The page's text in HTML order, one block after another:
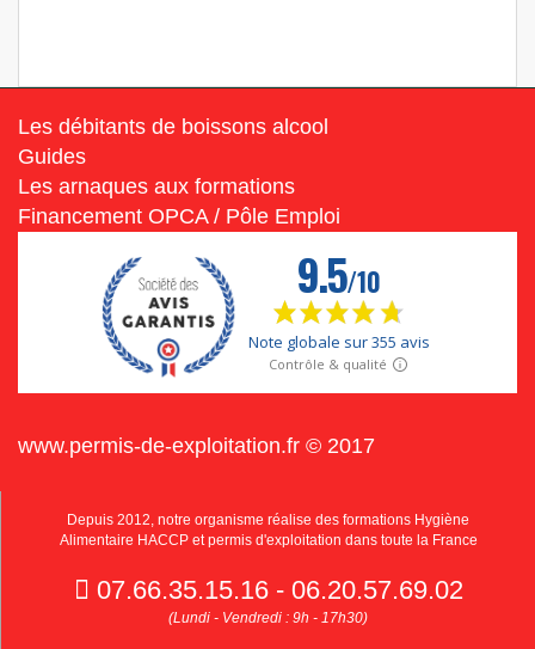
Les débitants de boissons alcool
Guides
Les arnaques aux formations
Financement OPCA / Pôle Emploi
www.permis-de-exploitation.fr © 2017
Depuis 2012, notre organisme réalise des formations Hygiène
Alimentaire HACCP et permis d'exploitation dans toute la France
07.66.35.15.16 - 06.20.57.69.02
(Lundi - Vendredi : 9h - 17h30)